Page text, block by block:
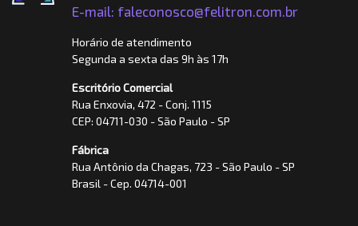
E-mail: faleconosco@felitron.com.br
Horário de atendimento
Segunda a sexta das 9h às 17h
Escritório Comercial
Rua Enxovia, 472 - Conj. 1115
CEP: 04711-030 - São Paulo - SP
Fábrica
Rua Antônio da Chagas, 723 - São Paulo - SP
Brasil - Cep. 04714-001